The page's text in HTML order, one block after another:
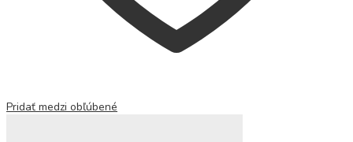
Pridať medzi obľúbené